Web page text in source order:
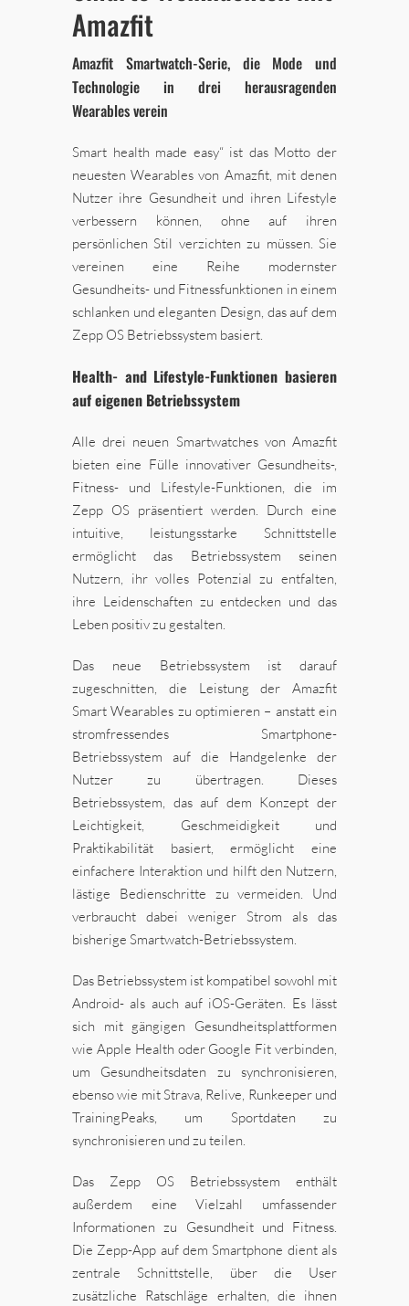
Amazfit
Amazfit Smartwatch-Serie, die Mode und
Technologie in drei herausragenden
Wearables verein
Smart health made easy“ ist das Motto der
neuesten Wearables von Amazfit, mit denen
Nutzer ihre Gesundheit und ihren Lifestyle
verbessern können, ohne auf ihren
persönlichen Stil verzichten zu müssen. Sie
vereinen eine Reihe modernster
Gesundheits- und Fitnessfunktionen in einem
schlanken und eleganten Design, das auf dem
Zepp OS Betriebssystem basiert.
Health- and Lifestyle-Funktionen basieren
auf eigenen Betriebssystem
Alle drei neuen Smartwatches von Amazfit
bieten eine Fülle innovativer Gesundheits-,
Fitness- und Lifestyle-Funktionen, die im
Zepp OS präsentiert werden. Durch eine
intuitive, leistungsstarke Schnittstelle
ermöglicht das Betriebssystem seinen
Nutzern, ihr volles Potenzial zu entfalten,
ihre Leidenschaften zu entdecken und das
Leben positiv zu gestalten.
Das neue Betriebssystem ist darauf
zugeschnitten, die Leistung der Amazfit
Smart Wearables zu optimieren – anstatt ein
stromfressendes Smartphone-
Betriebssystem auf die Handgelenke der
Nutzer zu übertragen. Dieses
Betriebssystem, das auf dem Konzept der
Leichtigkeit, Geschmeidigkeit und
Praktikabilität basiert, ermöglicht eine
einfachere Interaktion und hilft den Nutzern,
lästige Bedienschritte zu vermeiden. Und
verbraucht dabei weniger Strom als das
bisherige Smartwatch-Betriebssystem.
Das Betriebssystem ist kompatibel sowohl mit
Android- als auch auf iOS-Geräten. Es lässt
sich mit gängigen Gesundheitsplattformen
wie Apple Health oder Google Fit verbinden,
um Gesundheitsdaten zu synchronisieren,
ebenso wie mit Strava, Relive, Runkeeper und
TrainingPeaks, um Sportdaten zu
synchronisieren und zu teilen.
Das Zepp OS Betriebssystem enthält
außerdem eine Vielzahl umfassender
Informationen zu Gesundheit und Fitness.
Die Zepp-App auf dem Smartphone dient als
zentrale Schnittstelle, über die User
zusätzliche Ratschläge erhalten, die ihnen